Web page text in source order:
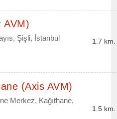
AVM)
Şişli, İstanbul 1.7 km.
(Axis AVM)
Merkez, Kağıthane,
1.5 km.